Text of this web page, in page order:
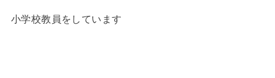
小学校教員をしています